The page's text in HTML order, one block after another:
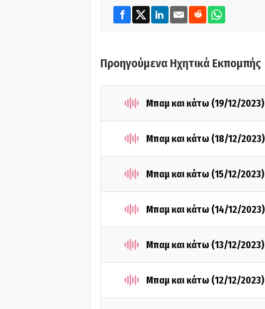
Προηγούμενα Ηχητικά Εκπομπής
Μπαμ και κάτω (19/12/2023)
Μπαμ και κάτω (18/12/2023)
Μπαμ και κάτω (15/12/2023)
Μπαμ και κάτω (14/12/2023)
Μπαμ και κάτω (13/12/2023)
Μπαμ και κάτω (12/12/2023)